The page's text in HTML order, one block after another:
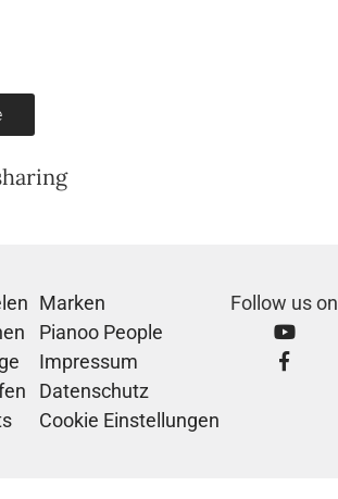
Marken
Pianoo People
Impressum
Datenschutz
Cookie Einstellungen
Follow us on